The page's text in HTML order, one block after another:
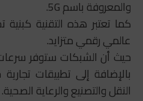
والمعروفة باسم 5G.
كما تعتبر هذه التقنية
عالمي رقمي متزايد.
حيث أن الشبكات ستوفر سرعات
بالإضافة إلى تطبيقات
النقل والتصنيع والرعاية الصحية.